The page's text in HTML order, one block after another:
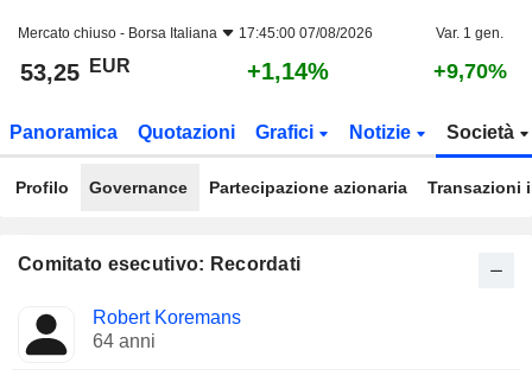
Mercato chiuso - Borsa Italiana 17:45:00 07/08/2026 Var. 1 gen.
53,25 EUR +1,14% +9,70%
Panoramica Quotazioni Grafici Notizie Società
Profilo Governance Partecipazione azionaria Transazioni
Comitato esecutivo: Recordati
Manager
Posizioni
ricoperte
Robert Koremans
64 anni